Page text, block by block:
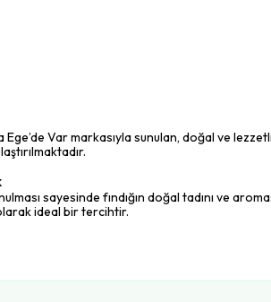
Ege’de Var markasıyla sunulan, doğal ve
sayesinde fındığın doğal tadını ve
olarak ideal bir tercihtir.